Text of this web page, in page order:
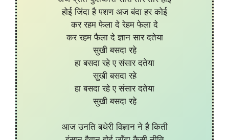
होई जिंदा है पशण अज बंदा हर कोई
कर रहम फेला दे रेहम फेला दे
कर रहम फैला दे ज्ञान सार दतेया
सुखी बसदा रहे
हा बसदा रहे ए संसार दतेया
सुखी बसदा रहे
हा बसदा रहे ए संसार दतेया
सुखी बसदा रहे
आज उनति बथेरी विज्ञान ने है किती